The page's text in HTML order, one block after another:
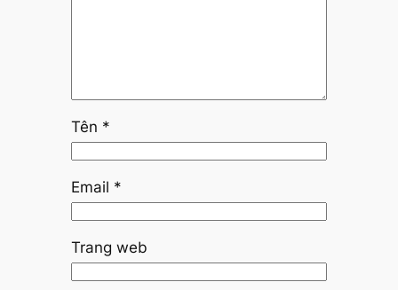
Tên *
Email *
Trang web